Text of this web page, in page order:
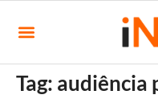
Tag: audiência